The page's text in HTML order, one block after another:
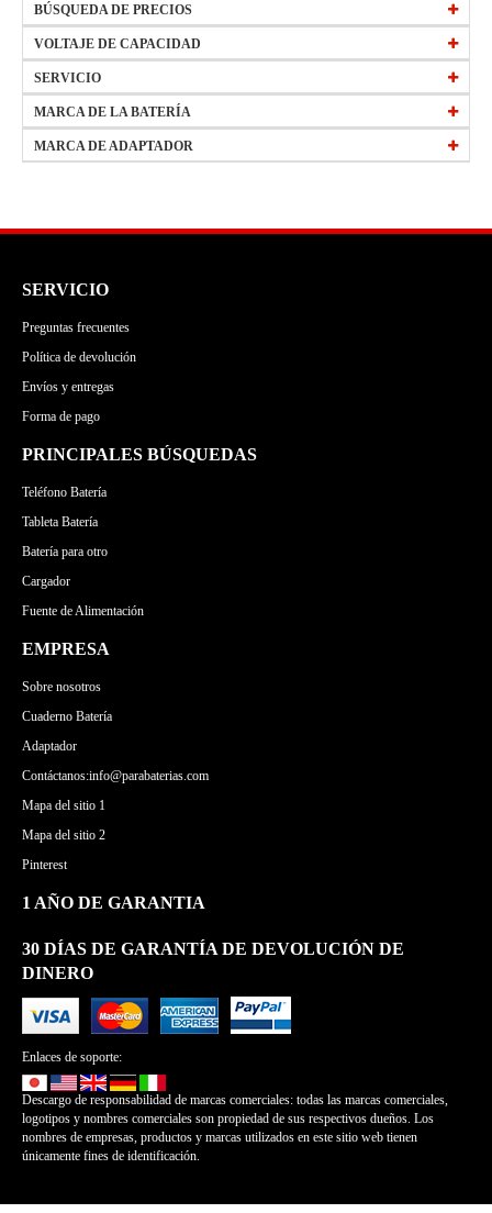
HW-34154184
EB-BT561ABE
L20M3PF1
W0Y6W
BÚSQUEDA DE PRECIOS
precio15 €- 29,99 €(Más)
precio30 €-44,99 €
precio45 € -59,99 € (Más)
precio60 € -74,99 € (Más)
VOLTAJE DE CAPACIDAD
todos bateria 2250mAh 10.8V
todos bateria 2400mAh 3.7V
todos bateria 2500mAh 3.8V
SERVICIO
Preguntas frecuentes
Política de devolución
MARCA DE LA BATERÍA
APPLE
MARCA DE ADAPTADOR
SERVICIO
Preguntas frecuentes
Política de devolución
Envíos y entregas
Forma de pago
PRINCIPALES BÚSQUEDAS
Teléfono Batería
Tableta Batería
Batería para otro
Cargador
Fuente de Alimentación
EMPRESA
Sobre nosotros
Cuaderno Batería
Adaptador
Contáctanos:info@parabaterias.com
Mapa del sitio 1
Mapa del sitio 2
Pinterest
1 AÑO DE GARANTIA
30 DÍAS DE GARANTÍA DE DEVOLUCIÓN DE
DINERO
Enlaces de soporte:
Descargo de responsabilidad de marcas comerciales: todas las marcas comerciales,
logotipos y nombres comerciales son propiedad de sus respectivos dueños. Los
nombres de empresas, productos y marcas utilizados en este sitio web tienen
únicamente fines de identificación.